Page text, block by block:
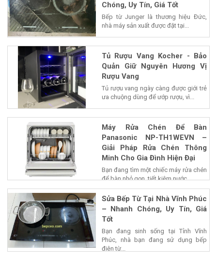
Chóng, Uy Tín, Giá Tốt
Bếp từ Junger là thương hiệu Đức,
nhà máy sản xuất được đặt tại...
Tủ Rượu Vang Kocher - Bảo
Quản Giữ Nguyên Hương Vị
Rượu Vang
Tủ rượu vang ngày càng được giới trẻ
ưa chuộng dùng để ướp rượu, vì...
Máy Rửa Chén Để Bàn
Panasonic NP-TH1WEVN –
Giải Pháp Rửa Chén Thông
Minh Cho Gia Đình Hiện Đại
Bạn đang tìm một chiếc máy rửa chén
để bàn nhỏ gọn, tiết kiệm nước...
Sửa Bếp Từ Tại Nhà Vĩnh Phúc
– Nhanh Chóng, Uy Tín, Giá
Tốt
Bạn đang sinh sống tại Tỉnh Vĩnh
Phúc, nhà bạn đang sử dụng bếp
điện từ...